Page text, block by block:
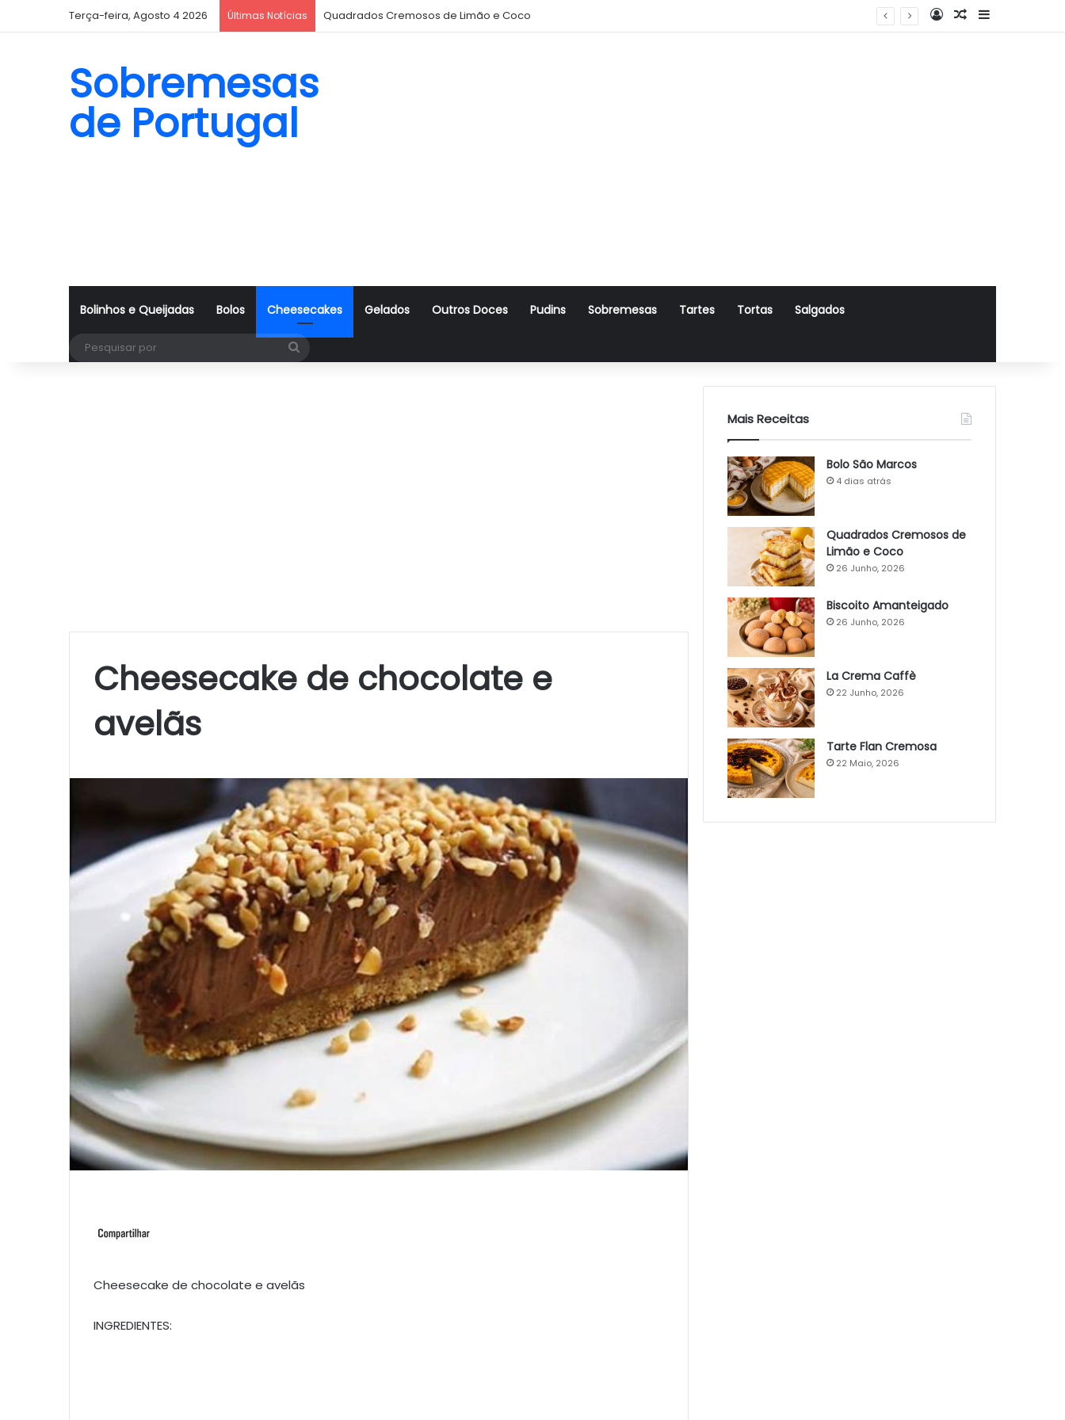
Terça-feira, Agosto 4 2026 Últimas Notícias Quadrados Cremosos de Limão e Coco Log InArtigo Aleatório
Sidebar
Sobremesas
de Portugal
Bolinhos e Queijadas Bolos Cheesecakes Gelados Outros Doces Pudins Sobremesas Tartes Tortas Salgados
Cheesecake de chocolate e
avelãs
Cheesecake de chocolate e avelãs
INGREDIENTES:
Mais Receitas
Bolo São Marcos
4 dias atrás
Quadrados Cremosos de
Limão e Coco
26 Junho, 2026
Biscoito Amanteigado
26 Junho, 2026
La Crema Caffè
22 Junho, 2026
Tarte Flan Cremosa
22 Maio, 2026